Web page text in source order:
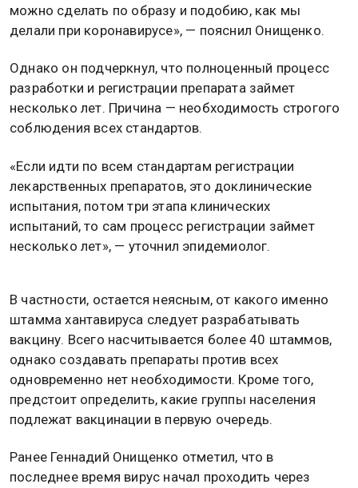
можно сделать по образу и подобию, как мы
делали при коронавирусе», — пояснил Онищенко.
Однако он подчеркнул, что полноценный процесс
разработки и регистрации препарата займет
несколько лет. Причина — необходимость строгого
соблюдения всех стандартов.
«Если идти по всем стандартам регистрации
лекарственных препаратов, это доклинические
испытания, потом три этапа клинических
испытаний, то сам процесс регистрации займет
несколько лет», — уточнил эпидемиолог.
В частности, остается неясным, от какого именно
штамма хантавируса следует разрабатывать
вакцину. Всего насчитывается более 40 штаммов,
однако создавать препараты против всех
одновременно нет необходимости. Кроме того,
предстоит определить, какие группы населения
подлежат вакцинации в первую очередь.
Ранее Геннадий Онищенко отметил, что в
последнее время вирус начал проходить через